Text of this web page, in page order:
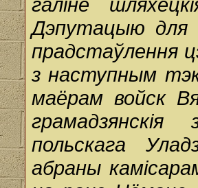
Дэпутацыю для
прадстаўлення
з наступным
маёрам войск
польскага
абраны